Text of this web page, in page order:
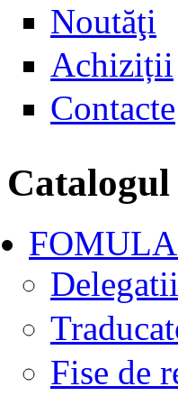
Noutăţi
Achiziții
Contacte
Catalogul
Delegatii
Fise de